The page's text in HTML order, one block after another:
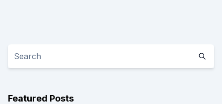
Featured Posts